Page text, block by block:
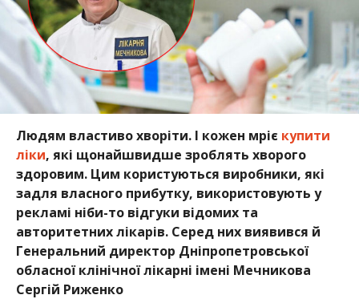
Людям властиво хворіти. І кожен мріє купити
ліки, які щонайшвидше зроблять хворого
здоровим. Цим користуються виробники, які
задля власного прибутку, використовують у
рекламі ніби-то відгуки відомих та
авторитетних лікарів. Серед них виявився й
Генеральний директор Дніпропетровської
обласної клінічної лікарні імені Мечникова
Сергій Риженко